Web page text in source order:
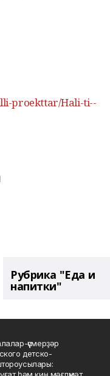
proekttar/Hali-ti--
Рубрика "Еда и
напитки"
үҫмерҙәр
детско-